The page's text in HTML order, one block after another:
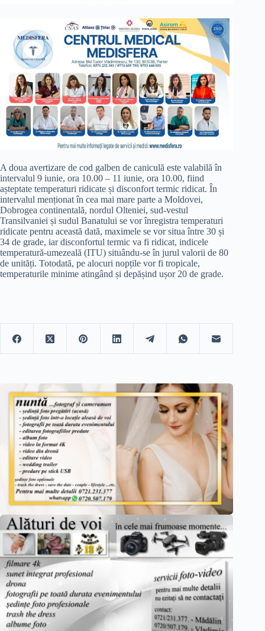
A doua avertizare de cod galben de caniculă este valabilă în
intervalul 9 iunie, ora 10.00 – 11 iunie, ora 10.00, fiind
așteptate temperaturi ridicate și disconfort termic ridicat. În
intervalul menționat în cea mai mare parte a Moldovei,
Dobrogea continentală, nordul Olteniei, sud-vestul
Transilvaniei și sudul Banatului se vor înregistra temperaturi
ridicate pentru această dată, maximele se vor situa între 30 și
34 de grade, iar disconfortul termic va fi ridicat, indicele
temperatură-umezeală (ITU) situându-se în jurul valorii de 80
de unități. Totodată, pe alocuri nopțile vor fi tropicale,
temperaturile minime atingând și depășind ușor 20 de grade.